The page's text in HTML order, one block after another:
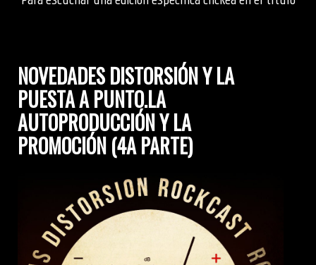
NOVEDADES DISTORSIÓN Y LA
PUESTA A PUNTO.LA
AUTOPRODUCCIÓN Y LA
PROMOCIÓN (4A PARTE)